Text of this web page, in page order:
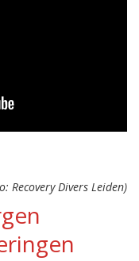
Recovery Divers Leiden)